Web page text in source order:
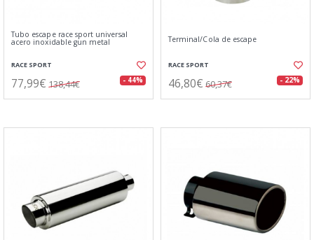
Tubo escape race sport universal
acero inoxidable gun metal
RACE SPORT
77,99€ 138,44€ - 44%
Terminal/Cola de escape
RACE SPORT
46,80€ 60,37€ - 22%